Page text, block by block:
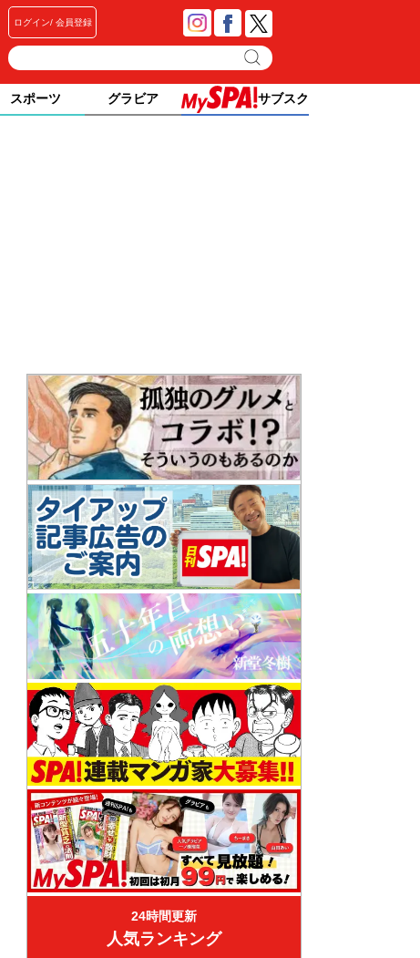
ログイン 会員登録
スポーツ グラビア サブスク
24時間更新
人気ランキング